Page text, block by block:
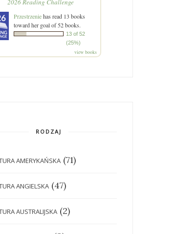
2026 Reading Challenge
Przestrzeniehas read 13 books
toward her goal of 52 books.
13 of 52
(25%)
view books
RODZAJ
AMERYKAŃSKA (71)
ANGIELSKA (47)
AUSTRALIJSKA (2)